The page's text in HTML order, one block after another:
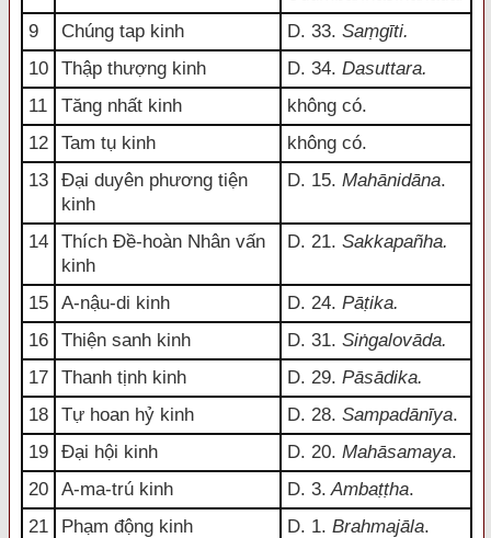
9
Chúng tap kinh D. 33. Saṃgīti.
10
Thập thượng kinh D. 34. Dasuttara.
11
Tăng nhất kinh
không có.
12
Tam tụ kinh
không có.
13
Đại duyên phương tiện
kinh
D. 15. Mahānidāna.
14
Thích Đề-hoàn Nhân vấn
kinh
D. 21. Sakkapañha.
15 A-nậu-di kinh D. 24. Pāṭika.
16
Thiện sanh kinh D. 31. Siṅgalovāda.
17
Thanh tịnh kinh D. 29. Pāsādika.
18
Tự hoan hỷ kinh D. 28. Sampadānīya.
19
Đại hội kinh D. 20. Mahāsamaya.
20
A-ma-trú kinh D. 3. Ambaṭṭha.
21
Phạm động kinh D. 1. Brahmajāla.